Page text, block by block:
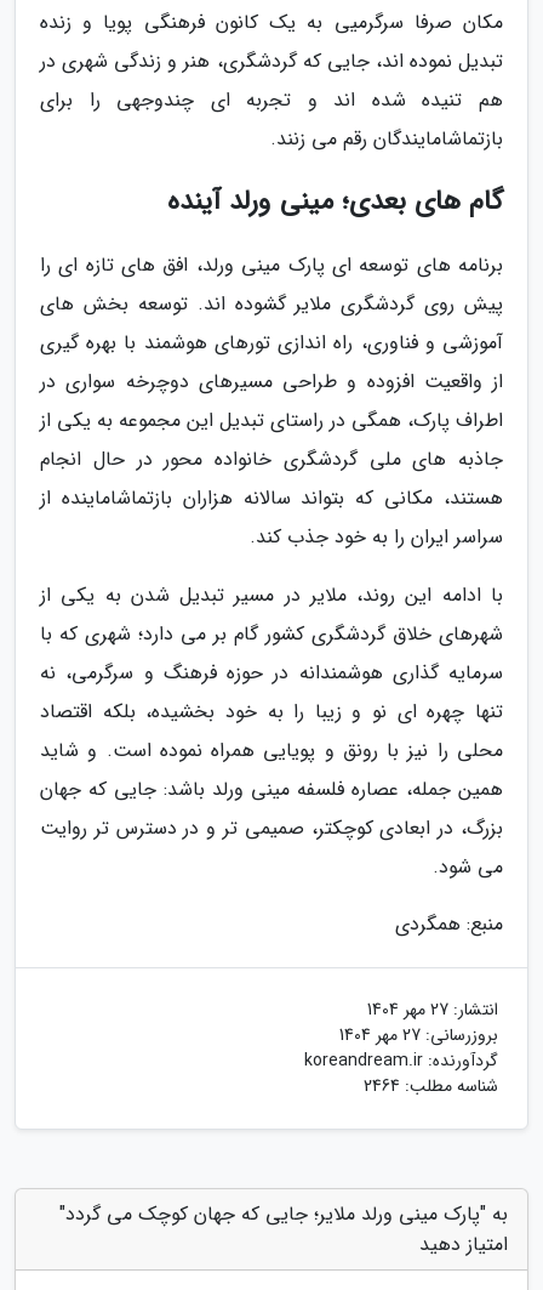
مکان صرفا سرگرمیی به یک کانون فرهنگی پویا و زنده
تبدیل نموده اند، جایی که گردشگری، هنر و زندگی شهری در
هم تنیده شده اند و تجربه ای چندوجهی را برای
بازتماشامایندگان رقم می زنند.
گام های بعدی؛ مینی ورلد آینده
برنامه های توسعه ای پارک مینی ورلد، افق های تازه ای را
پیش روی گردشگری ملایر گشوده اند. توسعه بخش های
آموزشی و فناوری، راه اندازی تورهای هوشمند با بهره گیری
از واقعیت افزوده و طراحی مسیرهای دوچرخه سواری در
اطراف پارک، همگی در راستای تبدیل این مجموعه به یکی از
جاذبه های ملی گردشگری خانواده محور در حال انجام
هستند، مکانی که بتواند سالانه هزاران بازتماشاماینده از
سراسر ایران را به خود جذب کند.
با ادامه این روند، ملایر در مسیر تبدیل شدن به یکی از
شهرهای خلاق گردشگری کشور گام بر می دارد؛ شهری که با
سرمایه گذاری هوشمندانه در حوزه فرهنگ و سرگرمی، نه
تنها چهره ای نو و زیبا را به خود بخشیده، بلکه اقتصاد
محلی را نیز با رونق و پویایی همراه نموده است. و شاید
همین جمله، عصاره فلسفه مینی ورلد باشد: جایی که جهان
بزرگ، در ابعادی کوچکتر، صمیمی تر و در دسترس تر روایت
می شود.
منبع: همگردی
انتشار: 27 مهر 1404
بروزرسانی: 27 مهر 1404
گردآورنده: koreandream.ir
شناسه مطلب: 2464
به "پارک مینی ورلد ملایر؛ جایی که جهان کوچک می گردد"
امتیاز دهید